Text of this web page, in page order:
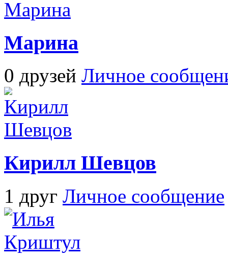
Марина
0 друзей Личное
Кирилл Шевцов
1 друг Личное сообщение